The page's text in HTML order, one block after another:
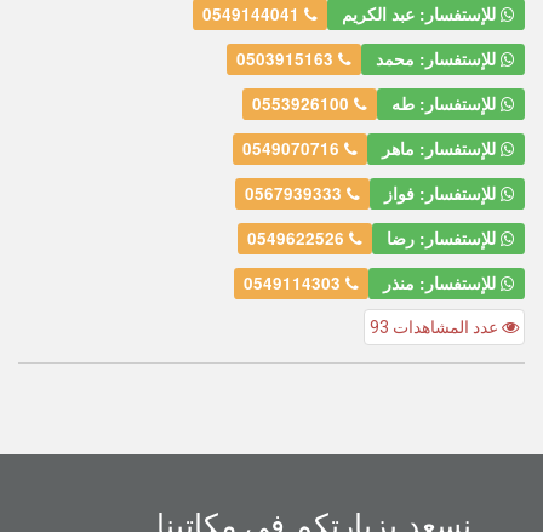
للإستفسار: عبد الكريم
للإستفسار: محمد
للإستفسار: طه
للإستفسار: ماهر
للإستفسار: فواز
للإستفسار: رضا
للإستفسار: منذر
عدد المشاهدات 93
نسعد بزيارتكم في مكاتبنا